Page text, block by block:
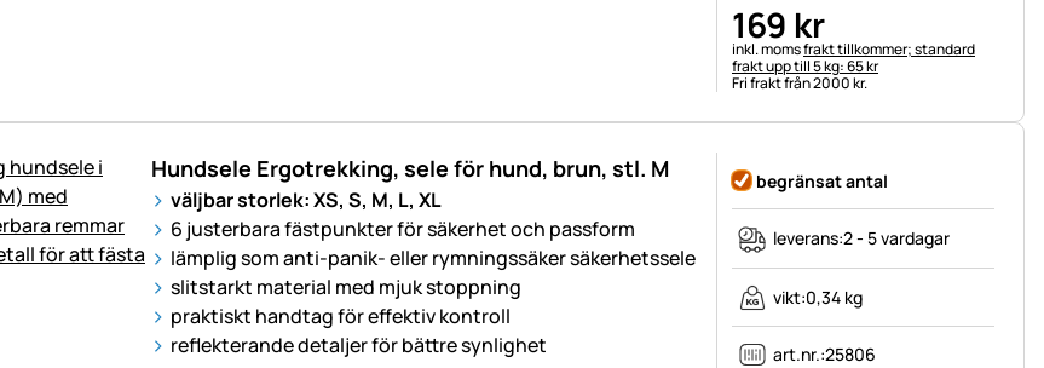
169 kr
Skatteinformation:
inkl. momsfrakt tillkommer; standard
frakt upp till 5 kg: 65 kr
Fri frakt från 2000 kr.
Hundsele Ergotrekking, sele för hund, brun, stl. M
väljbar storlek: XS, S, M, L, XL
6 justerbara fästpunkter för säkerhet och passform
lämplig som anti-panik- eller rymningssäker säkerhetssele
slitstarkt material med mjuk stoppning
praktiskt handtag för effektiv kontroll
reflekterande detaljer för bättre synlighet
begränsat antal
leverans:2 - 5 vardagar
vikt:0,34 kg
art.nr.:25806